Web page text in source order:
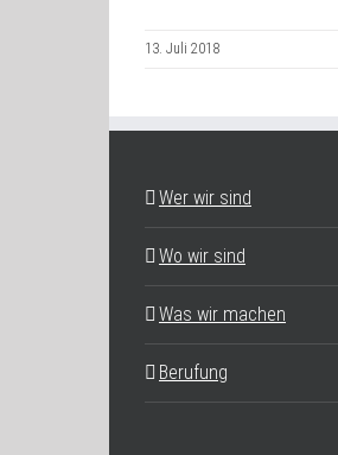
13. Juli 2018
Wer wir sind
Wo wir sind
Was wir machen
Berufung